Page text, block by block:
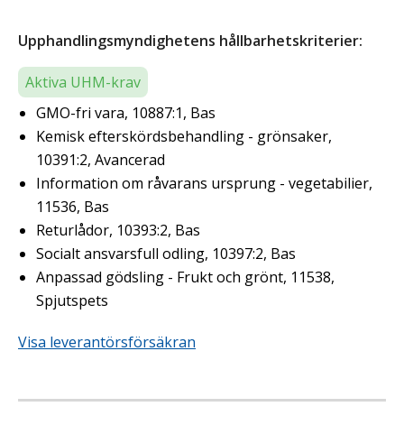
Upphandlingsmyndighetens hållbarhetskriterier:
Aktiva UHM-krav
GMO-fri vara, 10887:1, Bas
Kemisk efterskördsbehandling - grönsaker,
10391:2, Avancerad
Information om råvarans ursprung - vegetabilier,
11536, Bas
Returlådor, 10393:2, Bas
Socialt ansvarsfull odling, 10397:2, Bas
Anpassad gödsling - Frukt och grönt, 11538,
Spjutspets
Visa leverantörsförsäkran